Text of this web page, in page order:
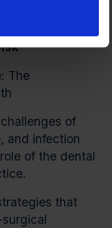
***
The
of
and infection
of the dental
that